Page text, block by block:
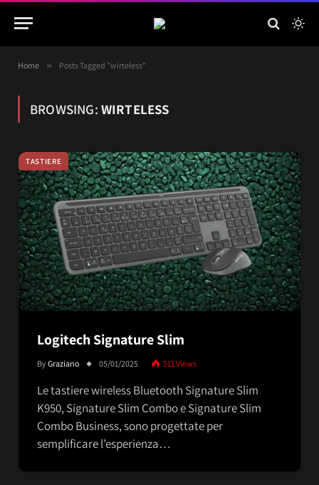
Home » Posts Tagged "wirteless"
BROWSING: WIRTELESS
TASTIERE
Logitech Signature Slim
ByGraziano 05/01/2025 511 Views
Le tastiere wireless Bluetooth Signature Slim
K950, Signature Slim Combo e Signature Slim
Combo Business, sono progettate per
semplificare l’esperienza…